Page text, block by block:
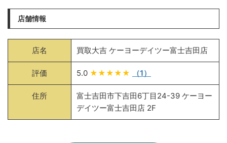
店舗情報
店名 買取大吉 ケーヨーデイツー富士吉田店
評価 5.0 ★★★★★ （1）
住所
富士吉田市下吉田6丁目24-39 ケーヨー
デイツー富士吉田店 2F